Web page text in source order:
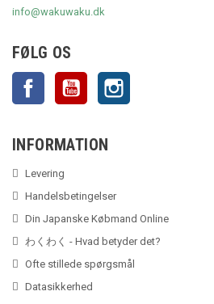
info@wakuwaku.dk
FØLG OS
Facebook YouTube
INFORMATION
Levering
Handelsbetingelser
Din Japanske Købmand Online
わくわく - Hvad betyder det?
Ofte stillede spørgsmål
Datasikkerhed